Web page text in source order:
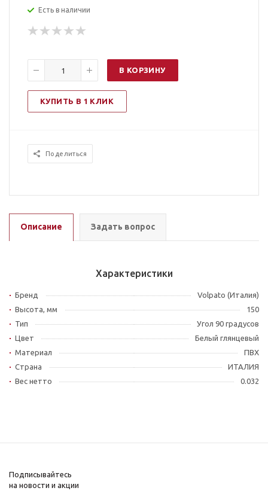
Есть в наличии
В КОРЗИНУ
КУПИТЬ В 1 КЛИК
Поделиться
Описание Задать вопрос
Характеристики
Бренд
Volpato (Италия)
Высота, мм
150
Тип
Угол 90 градусов
Цвет
Белый глянцевый
Материал
ПВХ
Страна
ИТАЛИЯ
Вес нетто
0.032
Подписывайтесь
на новости и акции